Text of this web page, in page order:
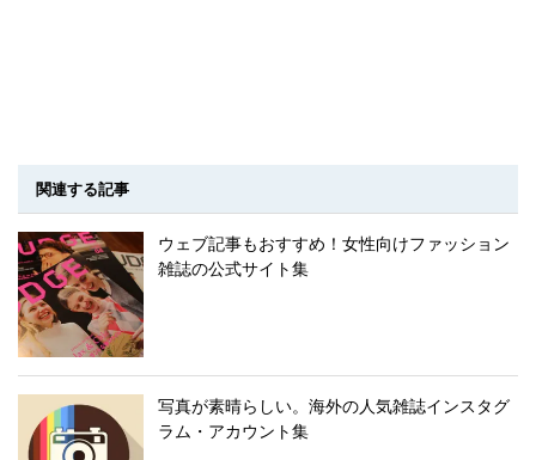
関連する記事
ウェブ記事もおすすめ！女性向けファッション
雑誌の公式サイト集
写真が素晴らしい。海外の人気雑誌インスタグ
ラム・アカウント集